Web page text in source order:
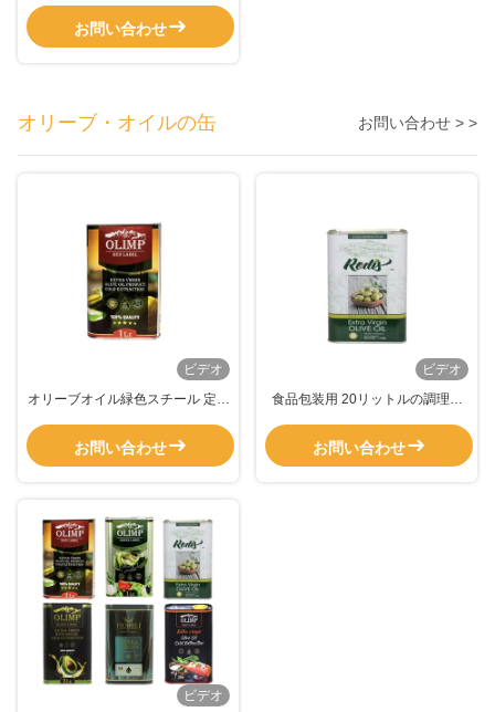
缶
お問い合わせ
オリーブ・オイルの缶 お問い合わせ > >
ビデオ
オリーブオイル緑色スチール 定番
お問い合わせ
ビデオ
食品包装用 20リットルの調理油
お問い合わせ
ビデオ